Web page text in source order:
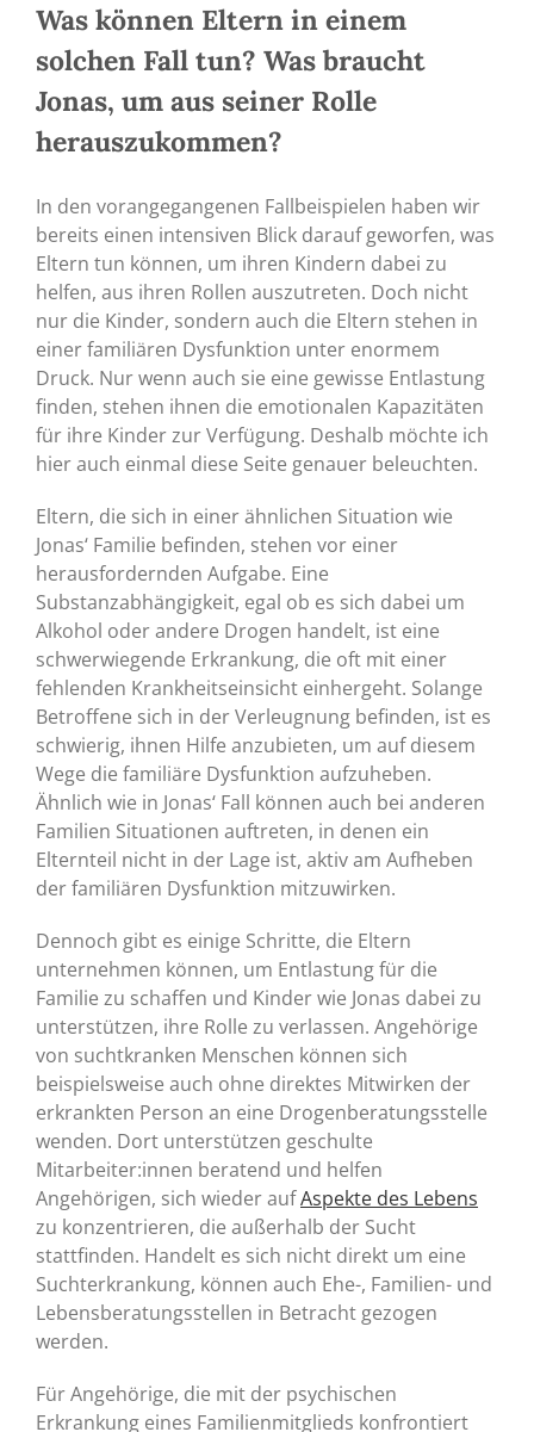
Was können Eltern in einem
solchen Fall tun? Was braucht
Jonas, um aus seiner Rolle
herauszukommen?
In den vorangegangenen Fallbeispielen haben wir
bereits einen intensiven Blick darauf geworfen, was
Eltern tun können, um ihren Kindern dabei zu
helfen, aus ihren Rollen auszutreten. Doch nicht
nur die Kinder, sondern auch die Eltern stehen in
einer familiären Dysfunktion unter enormem
Druck. Nur wenn auch sie eine gewisse Entlastung
finden, stehen ihnen die emotionalen Kapazitäten
für ihre Kinder zur Verfügung. Deshalb möchte ich
hier auch einmal diese Seite genauer beleuchten.
Eltern, die sich in einer ähnlichen Situation wie
Jonas‘ Familie befinden, stehen vor einer
herausfordernden Aufgabe. Eine
Substanzabhängigkeit, egal ob es sich dabei um
Alkohol oder andere Drogen handelt, ist eine
schwerwiegende Erkrankung, die oft mit einer
fehlenden Krankheitseinsicht einhergeht. Solange
Betroffene sich in der Verleugnung befinden, ist es
schwierig, ihnen Hilfe anzubieten, um auf diesem
Wege die familiäre Dysfunktion aufzuheben.
Ähnlich wie in Jonas‘ Fall können auch bei anderen
Familien Situationen auftreten, in denen ein
Elternteil nicht in der Lage ist, aktiv am Aufheben
der familiären Dysfunktion mitzuwirken.
Dennoch gibt es einige Schritte, die Eltern
unternehmen können, um Entlastung für die
Familie zu schaffen und Kinder wie Jonas dabei zu
unterstützen, ihre Rolle zu verlassen. Angehörige
von suchtkranken Menschen können sich
beispielsweise auch ohne direktes Mitwirken der
erkrankten Person an eine Drogenberatungsstelle
wenden. Dort unterstützen geschulte
Mitarbeiter:innen beratend und helfen
Angehörigen, sich wieder aufAspekte des Lebens
zu konzentrieren, die außerhalb der Sucht
stattfinden. Handelt es sich nicht direkt um eine
Suchterkrankung, können auch Ehe-, Familien- und
Lebensberatungsstellen in Betracht gezogen
werden.
Für Angehörige, die mit der psychischen
Erkrankung eines Familienmitglieds konfrontiert